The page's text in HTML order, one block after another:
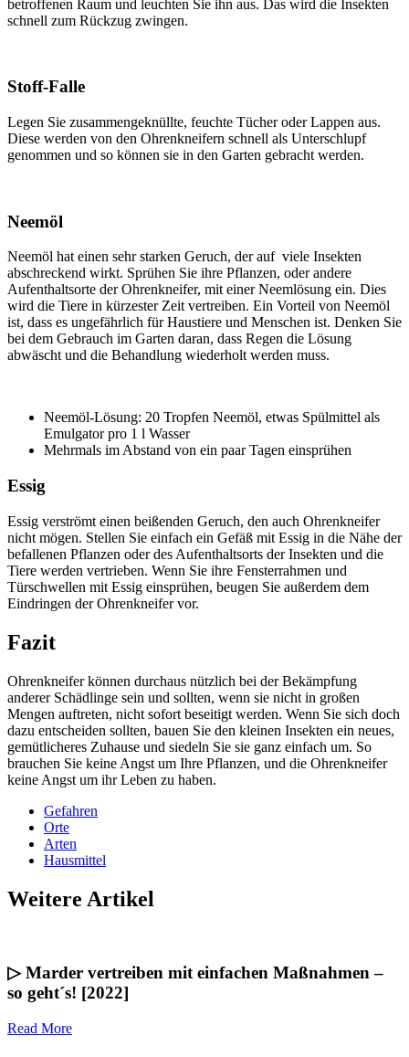
betroffenen Raum und leuchten Sie ihn aus. Das wird die Insekten
schnell zum Rückzug zwingen.
Stoff-Falle
Legen Sie zusammengeknüllte, feuchte Tücher oder Lappen aus.
Diese werden von den Ohrenkneifern schnell als Unterschlupf
genommen und so können sie in den Garten gebracht werden.
Neemöl
Neemöl hat einen sehr starken Geruch, der auf viele Insekten
abschreckend wirkt. Sprühen Sie ihre Pflanzen, oder andere
Aufenthaltsorte der Ohrenkneifer, mit einer Neemlösung ein. Dies
wird die Tiere in kürzester Zeit vertreiben. Ein Vorteil von Neemöl
ist, dass es ungefährlich für Haustiere und Menschen ist. Denken Sie
bei dem Gebrauch im Garten daran, dass Regen die Lösung
abwäscht und die Behandlung wiederholt werden muss.
Neemöl-Lösung: 20 Tropfen Neemöl, etwas Spülmittel als
Emulgator pro 1 l Wasser
Mehrmals im Abstand von ein paar Tagen einsprühen
Essig
Essig verströmt einen beißenden Geruch, den auch Ohrenkneifer
nicht mögen. Stellen Sie einfach ein Gefäß mit Essig in die Nähe der
befallenen Pflanzen oder des Aufenthaltsorts der Insekten und die
Tiere werden vertrieben. Wenn Sie ihre Fensterrahmen und
Türschwellen mit Essig einsprühen, beugen Sie außerdem dem
Eindringen der Ohrenkneifer vor.
Fazit
Ohrenkneifer können durchaus nützlich bei der Bekämpfung
anderer Schädlinge sein und sollten, wenn sie nicht in großen
Mengen auftreten, nicht sofort beseitigt werden. Wenn Sie sich doch
dazu entscheiden sollten, bauen Sie den kleinen Insekten ein neues,
gemütlicheres Zuhause und siedeln Sie sie ganz einfach um. So
brauchen Sie keine Angst um Ihre Pflanzen, und die Ohrenkneifer
keine Angst um ihr Leben zu haben.
Gefahren
Orte
Arten
Hausmittel
Weitere Artikel
▷ Marder vertreiben mit einfachen Maßnahmen –
so geht´s! [2022]
Read More